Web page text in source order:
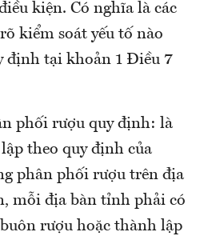
kiện. Có nghĩa là các
kiểm soát yếu tố nào
định tại khoản 1 Điều 7
phối rượu quy định: là
theo quy định của
phân phối rượu trên địa
mỗi địa bàn tỉnh phải có
rượu hoặc thành lập